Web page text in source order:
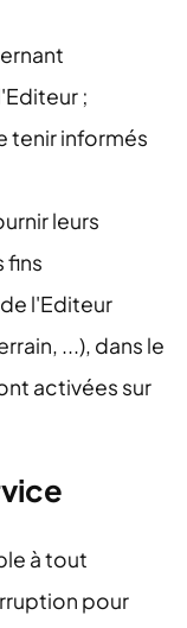
;
tenir informés
leurs
fins
l'Editeur
...), dans le
activées sur
à tout
pour